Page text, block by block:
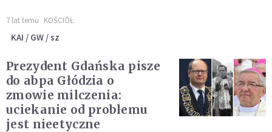
7 lat temu KOŚCIÓŁ
KAI / GW / sz
Prezydent Gdańska pisze
do abpa Głódzia o
zmowie milczenia:
uciekanie od problemu
jest nieetyczne